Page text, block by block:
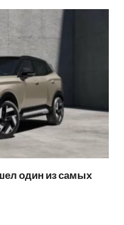
один из самых